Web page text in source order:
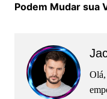
Podem Mudar sua
Olá,